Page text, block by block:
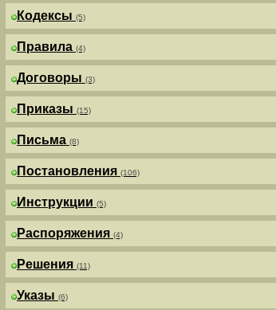
Кодексы (5)
Правила (4)
Договоры (3)
Приказы (15)
Письма (8)
Постановления (106)
Инструкции (5)
Распоряжения (4)
Решения (11)
Указы (6)